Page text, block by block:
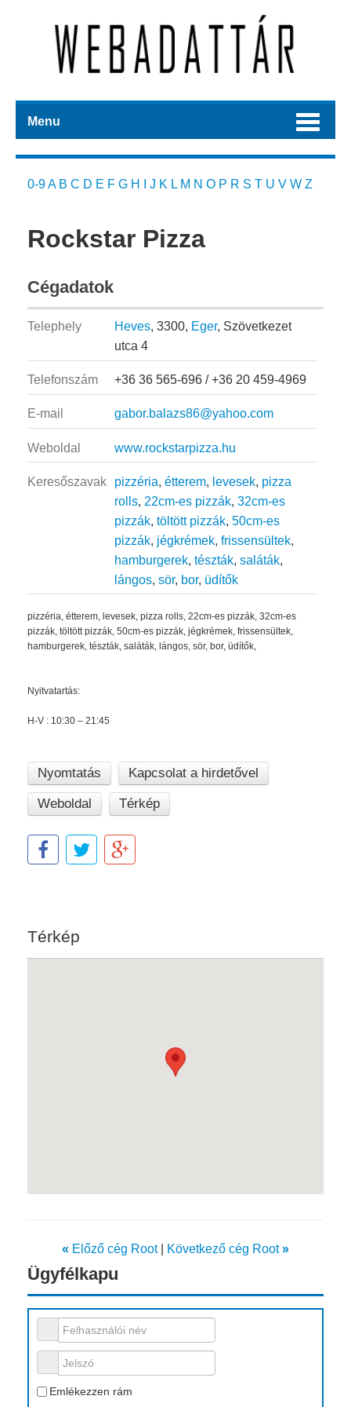
Menu
0-9A B C D E F G H J K L M N O P R S T U V W Z
Rockstar Pizza
Cégadatok
Telephely Heves, 3300, Eger, Szövetkezet
utca 4
Telefonszám +36 36 565-696 / +36 20 459-4969
E-mail gabor.balazs86@yahoo.com
Weboldal www.rockstarpizza.hu
Keresőszavak pizzéria,étterem, levesek, pizza
rolls, 22cm-es pizzák,32cm-es
pizzák,töltött pizzák,50cm-es
pizzák, jégkrémek,frissensültek,
hamburgerek,tészták,saláták,
lángos,sör, bor, üdítők
pizzéria, étterem, levesek, pizza rolls, 22cm-es pizzák, 32cm-es
pizzák, töltött pizzák, 50cm-es pizzák, jégkrémek, frissensültek,
hamburgerek, tészták, saláták, lángos, sör, bor, üdítők,
Nyitvatartás:
H-V : 10:30 – 21:45
Nyomtatás Kapcsolat a hirdetővel
Weboldal Térkép
Térkép
« Előző cég Root Következő cég Root»
Ügyfélkapu
Felhasználói név
Jelszó
Emlékezzen rám